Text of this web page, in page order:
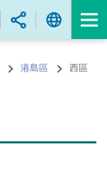
港島區
西區